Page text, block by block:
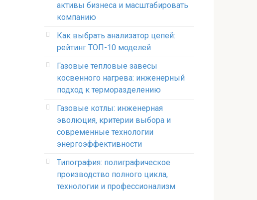
активы бизнеса и масштабировать
компанию
Как выбрать анализатор цепей:
рейтинг ТОП-10 моделей
Газовые тепловые завесы
косвенного нагрева: инженерный
подход к терморазделению
Газовые котлы: инженерная
эволюция, критерии выбора и
современные технологии
энергоэффективности
Типография: полиграфическое
производство полного цикла,
технологии и профессионализм